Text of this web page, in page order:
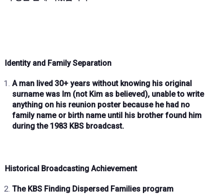
Identity and Family Separation
A man lived 30+ years without knowing his original
surname was Im (not Kim as believed), unable to write
anything on his reunion poster because he had no
family name or birth nameuntil his brother found him
during the 1983 KBS broadcast.
Historical Broadcasting Achievement
The KBS Finding Dispersed Families program